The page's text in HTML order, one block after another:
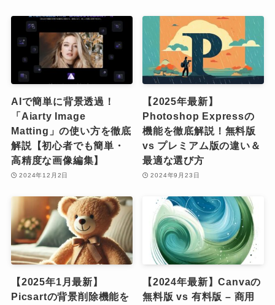
AIで簡単に背景透過！
「Aiarty Image
Matting」の使い方を徹底
解説【初心者でも簡単・
高精度な画像編集】
2024年12月2日
【2025年最新】
Photoshop Expressの
機能を徹底解説！無料版
vs プレミアム版の違い＆
最適な選び方
2024年9月23日
【2025年1月最新】
Picsartの背景削除機能を
【2024年最新】Canvaの
無料版 vs 有料版 – 商用